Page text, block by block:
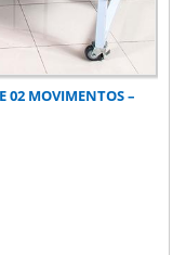
02 MOVIMENTOS –